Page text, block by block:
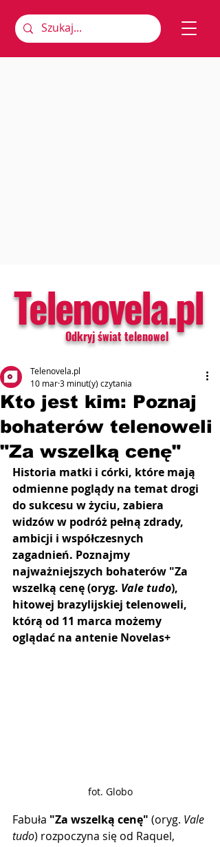
Telenovela.pl
Odkryj świat telenowel
Kto jest kim: Poznaj
bohaterów telenoweli
"Za wszelką cenę"
Telenovela.pl
10 mar3 minut(y) czytania
Historia matki i córki, które mają
odmienne poglądy na temat drogi
do sukcesu w życiu, zabiera
widzów w podróż pełną zdrady,
ambicji i współczesnych
zagadnień. Poznajmy
najważniejszych bohaterów "Za
wszelką cenę (oryg. Vale tudo),
hitowej brazylijskiej telenoweli,
którą od 11 marca możemy
oglądać na antenie Novelas+
fot. Globo
Fabuła "Za wszelką cenę" (oryg. Vale
tudo) rozpoczyna się od Raquel,